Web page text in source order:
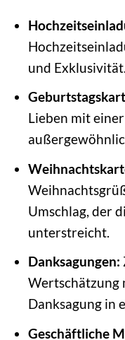
und Exklusivität.
Lieben mit
Umschlag, der
unterstreicht.
Danksagungen:
Wertschätzung
Danksagung in
Geschäftliche